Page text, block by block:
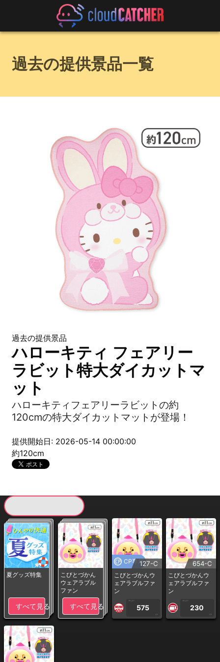
過去の提供景品一覧
過去の提供景品
ハローキティ フェアリー
ラビット特大ダイカットマ
ット
ハローキティフェアリーラビットの約
120cmの特大ダイカットマットが登場！
提供開始日: 2026-05-14 00:00:00
約120cm
夏グッズ特集
すべて見る
こびとづかん
ウェアラブル
ファン
すべて見る
CP専用127-C
こびとづかんウ
ェアラブルファ
ン
1PLAY
575
CP
654-C
こびとづかんウ
ェアラブルファ
ン
1PLAY
230
CP